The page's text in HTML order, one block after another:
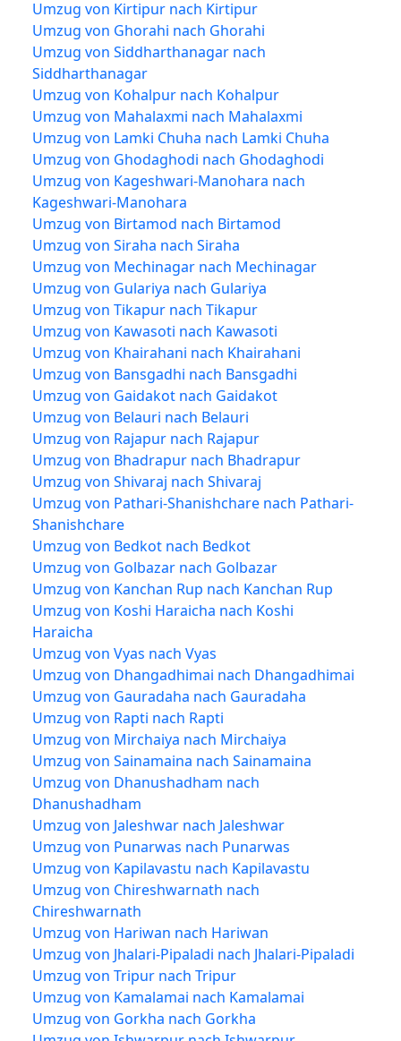
Umzug von Kirtipur nach Kirtipur
Umzug von Ghorahi nach Ghorahi
Umzug von Siddharthanagar nach
Siddharthanagar
Umzug von Kohalpur nach Kohalpur
Umzug von Mahalaxmi nach Mahalaxmi
Umzug von Lamki Chuha nach Lamki Chuha
Umzug von Ghodaghodi nach Ghodaghodi
Umzug von Kageshwari-Manohara nach
Kageshwari-Manohara
Umzug von Birtamod nach Birtamod
Umzug von Siraha nach Siraha
Umzug von Mechinagar nach Mechinagar
Umzug von Gulariya nach Gulariya
Umzug von Tikapur nach Tikapur
Umzug von Kawasoti nach Kawasoti
Umzug von Khairahani nach Khairahani
Umzug von Bansgadhi nach Bansgadhi
Umzug von Gaidakot nach Gaidakot
Umzug von Belauri nach Belauri
Umzug von Rajapur nach Rajapur
Umzug von Bhadrapur nach Bhadrapur
Umzug von Shivaraj nach Shivaraj
Umzug von Pathari-Shanishchare nach Pathari-
Shanishchare
Umzug von Bedkot nach Bedkot
Umzug von Golbazar nach Golbazar
Umzug von Kanchan Rup nach Kanchan Rup
Umzug von Koshi Haraicha nach Koshi
Haraicha
Umzug von Vyas nach Vyas
Umzug von Dhangadhimai nach Dhangadhimai
Umzug von Gauradaha nach Gauradaha
Umzug von Rapti nach Rapti
Umzug von Mirchaiya nach Mirchaiya
Umzug von Sainamaina nach Sainamaina
Umzug von Dhanushadham nach
Dhanushadham
Umzug von Jaleshwar nach Jaleshwar
Umzug von Punarwas nach Punarwas
Umzug von Kapilavastu nach Kapilavastu
Umzug von Chireshwarnath nach
Chireshwarnath
Umzug von Hariwan nach Hariwan
Umzug von Jhalari-Pipaladi nach Jhalari-Pipaladi
Umzug von Tripur nach Tripur
Umzug von Kamalamai nach Kamalamai
Umzug von Gorkha nach Gorkha